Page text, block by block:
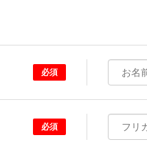
必須
必須